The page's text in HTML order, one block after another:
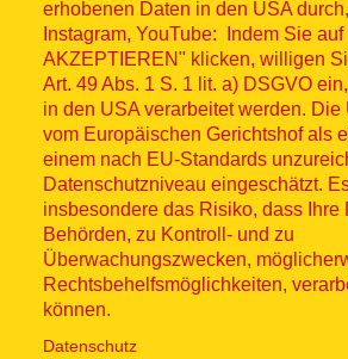
erhobenen Daten in den USA
Instagram, YouTube: Indem Sie
AKZEPTIEREN" klicken, willigen
Art. 49 Abs. 1 S. 1 lit. a) DSGVO
in den USA verarbeitet werden. Die
vom Europäischen Gerichtshof als
einem nach EU-Standards
Datenschutzniveau eingeschätzt.
insbesondere das Risiko, dass Ihre
Behörden, zu Kontroll- und zu
Überwachungszwecken,
Rechtsbehelfsmöglichkeiten,
können.
Datenschutz
Fußzeilenmenü
Impressum
Datenschutz
Kontakt
Hinweisgebersystem
Lieferkette
Widerruf